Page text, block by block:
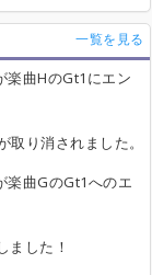
一覧を見る
曲HのGt1にエン
り消されました。
楽曲GのGt1へのエ
した！